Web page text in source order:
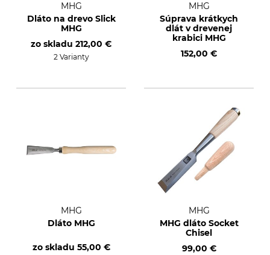
MHG
Dláto na drevo Slick
MHG
zo skladu 212,00 €
2 Varianty
MHG
Súprava krátkych
dlát v drevenej
krabici MHG
152,00 €
MHG
Dláto MHG
zo skladu 55,00 €
MHG
MHG dláto Socket
Chisel
99,00 €